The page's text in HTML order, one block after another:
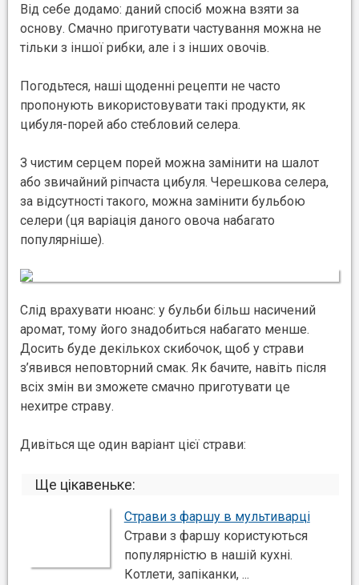
Від себе додамо: даний спосіб можна взяти за
основу. Смачно приготувати частування можна не
тільки з іншої рибки, але і з інших овочів.
Погодьтеся, наші щоденні рецепти не часто
пропонують використовувати такі продукти, як
цибуля-порей або стебловий селера.
З чистим серцем порей можна замінити на шалот
або звичайний ріпчаста цибуля. Черешкова селера,
за відсутності такого, можна замінити бульбою
селери (ця варіація даного овоча набагато
популярніше).
Слід врахувати нюанс: у бульби більш насичений
аромат, тому його знадобиться набагато менше.
Досить буде декількох скибочок, щоб у страви
з’явився неповторний смак. Як бачите, навіть після
всіх змін ви зможете смачно приготувати це
нехитре страву.
Дивіться ще один варіант цієї страви:
Ще цікавеньке:
Страви з фаршу в мультиварці
Страви з фаршу користуються
популярністю в нашій кухні.
Котлети, запіканки, ...